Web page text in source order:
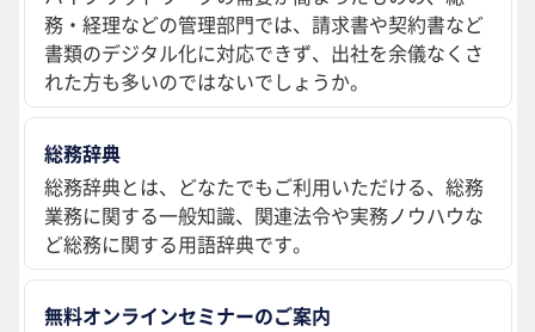
務・経理などの管理部門では、請求書や契約書など
書類のデジタル化に対応できず、出社を余儀なくさ
れた方も多いのではないでしょうか。
総務辞典
総務辞典とは、どなたでもご利用いただける、総務
業務に関する一般知識、関連法令や実務ノウハウな
ど総務に関する用語辞典です。
無料オンラインセミナーのご案内